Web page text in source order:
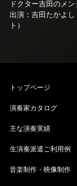
ドクター吉田のメ
出演：吉田たかよ
ト）
トップページ
演奏家カタログ
主な演奏実績
生演奏派遣ご利用例
音楽制作・映像制作